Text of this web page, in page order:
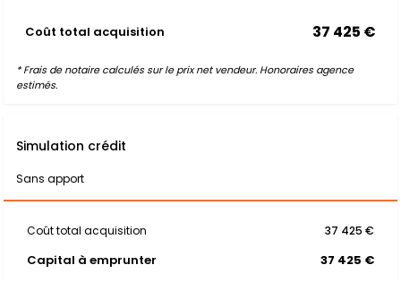
Coût total acquisition 37 425 €
* Frais de notaire calculés sur le prix net vendeur. Honoraires agence
estimés.
Simulation crédit
Sans apport
Coût total acquisition 37 425 €
Capital à emprunter 37 425 €